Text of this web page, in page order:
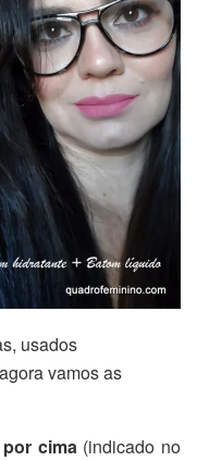
usados
vamos as
cima(indicado no